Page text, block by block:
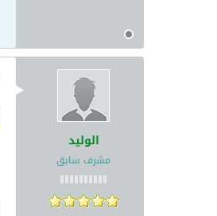
الوليد
مشرف سابق